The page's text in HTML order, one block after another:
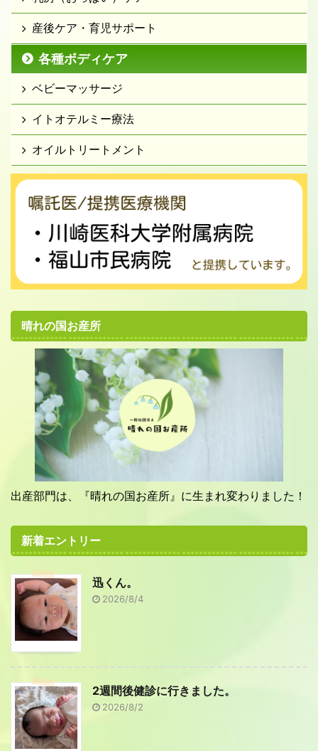
産後ケア・育児サポート
各種ボディケア
ベビーマッサージ
イトオテルミー療法
オイルトリートメント
晴れの国お産所
出産部門は、『晴れの国お産所』に生まれ変わりました！
新着エントリー
迅くん。
2026/8/4
2週間後健診に行きました。
2026/8/2